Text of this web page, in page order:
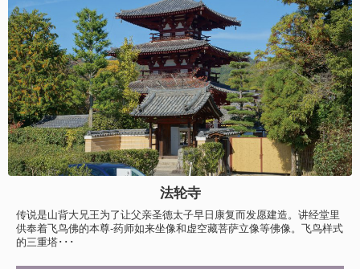
法轮寺
传说是山背大兄王为了让父亲圣德太子早日康复而发愿建造。讲经堂里
供奉着飞鸟佛的本尊-药师如来坐像和虚空藏菩萨立像等佛像。飞鸟样式
的三重塔･･･